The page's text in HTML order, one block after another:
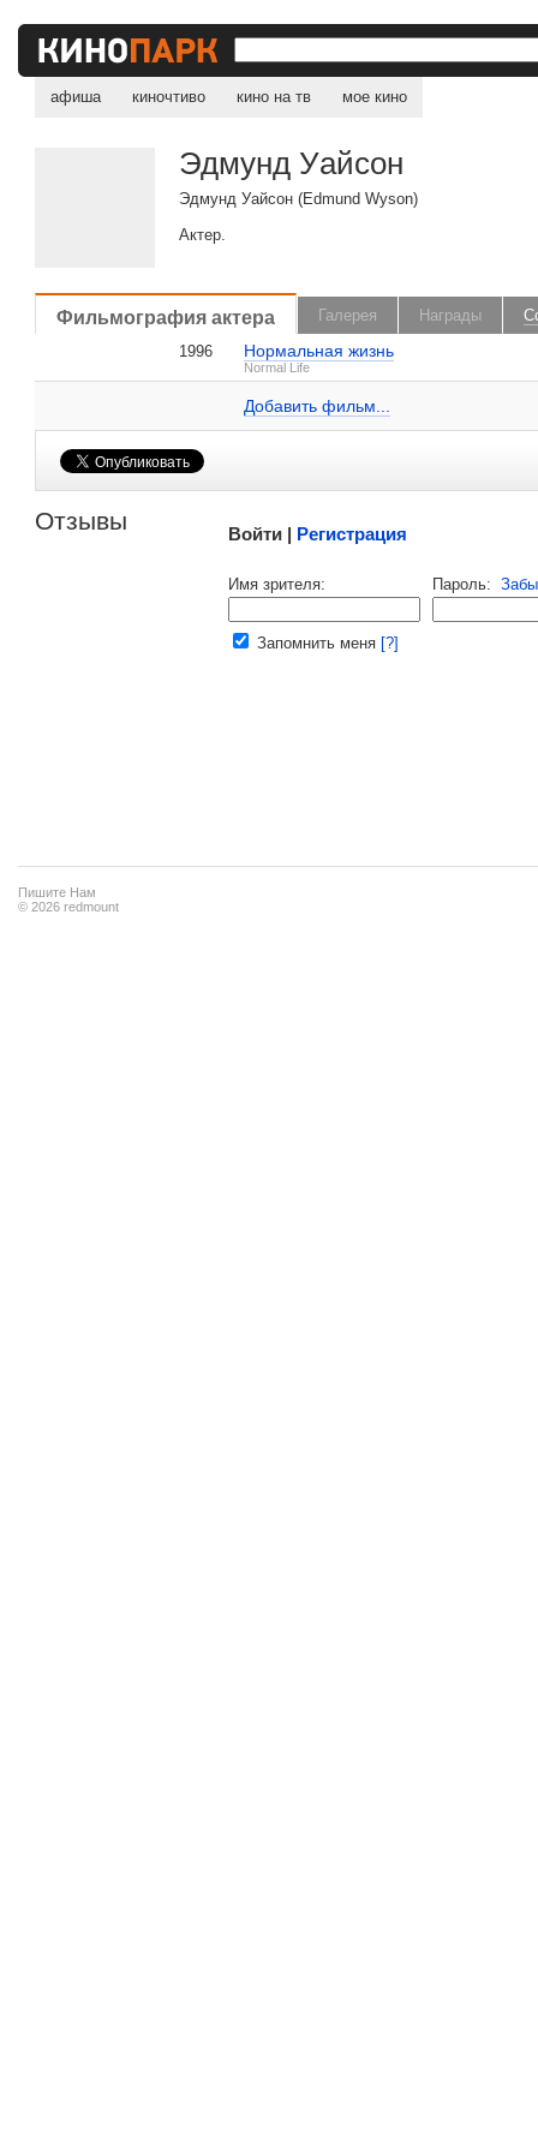
афиша киночтиво кино на тв мое кино
Эдмунд Уайсон
Эдмунд Уайсон (Edmund Wyson)
Актер.
Фильмография актера Галерея Награды
1996
Нормальная жизнь
Normal Life
Добавить фильм...
Эдмунд Уайсон на IMDB.com
Отзывы Войти | Регистрация
Имя зрителя: Пароль:
Запомнить меня [?]
Пишите Нам
© 2026 redmount